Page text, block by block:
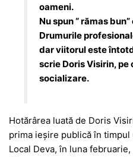
oameni.
Nu spun “ rămas bun”
Drumurile
dar viitorul este
scrie Doris Visirin, pe
socializare.
Hotărârea luată de Doris
prima ieșire publică în
Local Deva, în luna